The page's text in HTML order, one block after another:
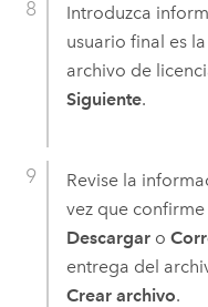
Introduzca
usuario final es
archivo de
Siguiente.
Revise la
vez que
Descargaro
entrega del
Crear archivo.